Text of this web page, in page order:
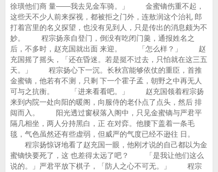
徐璜他们商 量——我去见金车骑。」 金蜜镝伤重不起，
这些天不少人前来探视，都被拒之门外，连敖润这个治礼 郎
打着宫里的名义探望，也没有见到人，只是传出的消息颇为不
妙。 程宗扬亲自登门，倒没有吃闭门羹，通报姓名之
后，不多时，赵充国就出面 来迎。 「怎么样？」 赵
充国摇了摇头，「还在昏迷。若是挺不过去，只怕就在这三五
天。」 程宗扬心下一沉。长秋宫能够依仗的重臣，首推
金蜜镝，他若有不测，只剩 下一个霍子孟，朝野之中再无人
可与之抗衡。 「进来看看吧。」 赵充国领着程宗扬
来到内院一处向阳的暖阁，向服侍的老仆点了点头，然后 排
闼而入。 阳光透过窗棂落入阁中，只见金蜜镝与严君平
隔几相坐，两人分持黑白，正 在对弈。他腰下盖着一条毛
毯，气色虽然还有些虚弱，但威严的气度已经不逊往 日。
程宗扬惊讶地看了赵充国一眼，他刚才说的自己都以为金
蜜镝快要死了，这 也差得太远了吧？ 「是我让他们这么
说的。」严君平放下棋子，「防人之心不可无。」 程宗